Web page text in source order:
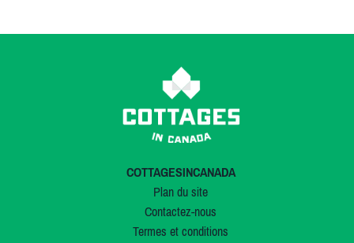
COTTAGESINCANADA
Plan du site
Contactez-nous
Termes et conditions